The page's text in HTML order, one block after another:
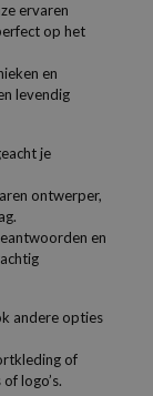
ervaren
op het
en
levendig
je
ontwerper,
en
andere opties
of
logo’s.